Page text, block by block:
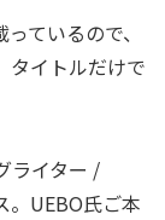
ているので、
タイトルだけで
ライター /
。UEBO氏ご本